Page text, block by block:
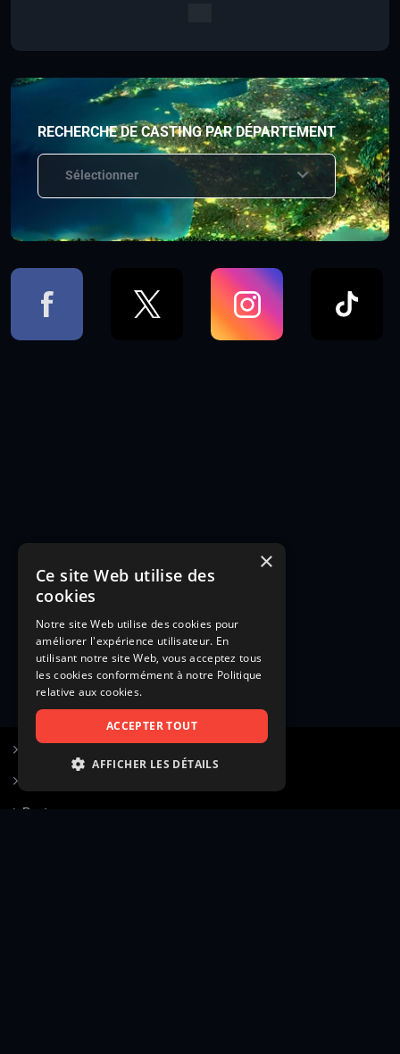
RECHERCHE DE CASTING PAR DÉPARTEMENT
Sélectionner
Poster une annonce
×
Ce site Web utilise des
cookies
Notre site Web utilise des cookies pour
améliorer l'expérience utilisateur. En
utilisant notre site Web, vous acceptez tous
les cookies conformément à notre Politique
relative aux cookies.
ACCEPTER TOUT
AFFICHER LES DÉTAILS